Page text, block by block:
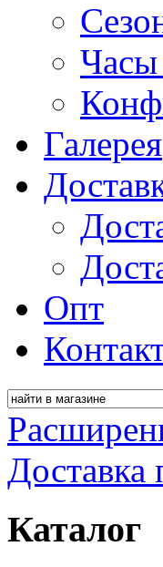
Часы
Галерея
Опт
Доставка
Каталог